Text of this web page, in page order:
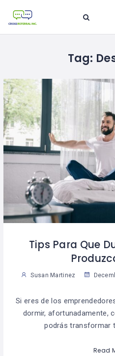
Tag:
Tips Para Que
Susan Martinez
Si eres de los
dormir, afortunadamente,
podrás transformar
Read